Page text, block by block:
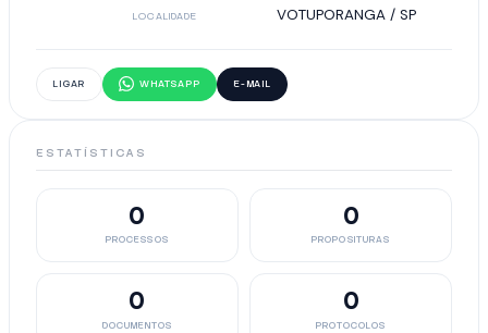
LOCALIDADE VOTUPORANGA / SP
LIGAR WHATSAPP E-MAIL
ESTATÍSTICAS
0
PROCESSOS
0
PROPOSITURAS
0
DOCUMENTOS
0
PROTOCOLOS